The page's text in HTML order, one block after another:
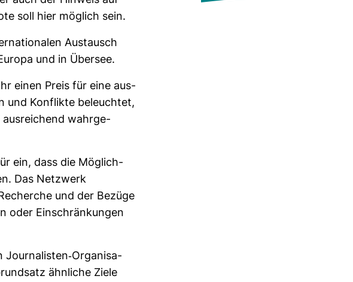
soll hier mög­lich sein.
Aus­tausch
und in Übersee.
einen Preis für eine aus­
und Kon­flikte beleuchtet,
aus­rei­chend wahr­ge­
ein, dass die Mög­lich­
Das Netz­werk
und der Bezüge
oder Ein­schrän­kungen
Jour­na­listen-​Orga­ni­sa­
ähn­liche Ziele